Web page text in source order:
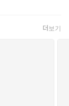
더보기